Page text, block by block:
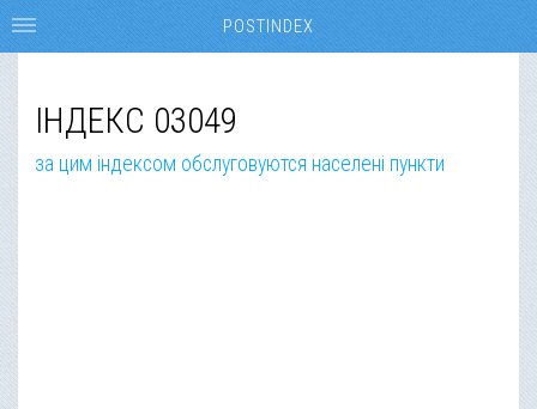
ІНДЕКС 03049
за цим індексом обслуговуются населені пункти
POSTINDEX